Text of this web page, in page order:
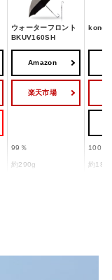
ウォーターフロント
BKUV160SH
Amazon
楽天市場
99％ 100％
約290g 約